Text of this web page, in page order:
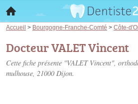
Accueil > Bourgogne-Franche-Comté > Côte-
Docteur VALET Vincent
Cette fiche présente "VALET Vincent",
mulhouse, 21000 Dijon.